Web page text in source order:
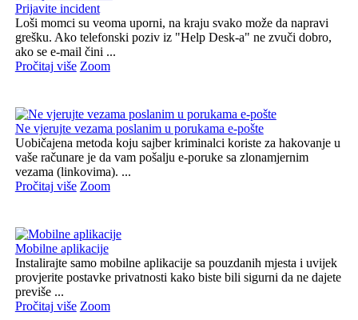
Prijavite incident
Loši momci su veoma uporni, na kraju svako može da napravi
grešku. Ako telefonski poziv iz "Help Desk-a" ne zvuči dobro,
ako se e-mail čini ...
Pročitaj više Zoom
Ne vjerujte vezama poslanim u porukama e-pošte
Uobičajena metoda koju sajber kriminalci koriste za hakovanje u
vaše računare je da vam pošalju e-poruke sa zlonamjernim
vezama (linkovima). ...
Pročitaj više Zoom
Mobilne aplikacije
Instalirajte samo mobilne aplikacije sa pouzdanih mjesta i uvijek
provjerite postavke privatnosti kako biste bili sigurni da ne dajete
previše ...
Pročitaj više Zoom